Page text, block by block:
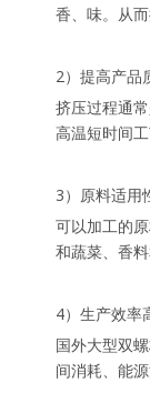
香、味。从
2）提高产品
挤压过程通
高温短时间
3）原料适用
可以加工的
和蔬菜、香
4）生产效率
国外大型双
间消耗、能